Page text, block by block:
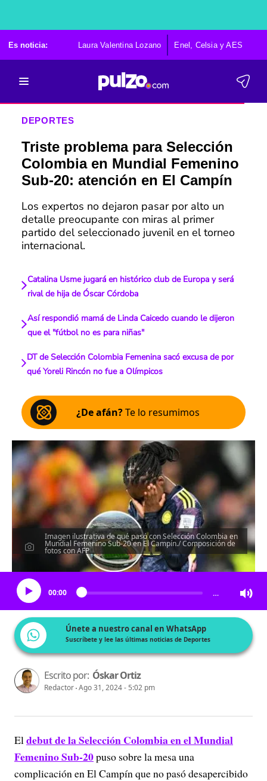
Es noticia: Laura Valentina Lozano Enel, Celsia y AES
DEPORTES
Triste problema para Selección
Colombia en Mundial Femenino
Sub-20: atención en El Campín
Los expertos no dejaron pasar por alto un
detalle preocupante con miras al primer
partido del seleccionado juvenil en el torneo
internacional.
Catalina Usme jugará en histórico club de Europa y será
rival de hija de Óscar Córdoba
Así respondió mamá de Linda Caicedo cuando le dijeron
que el "fútbol no es para niñas"
DT de Selección Colombia Femenina sacó excusa de por
qué Yoreli Rincón no fue a Olímpicos
¿De afán?Te lo resumimos
Imagen ilustrativa de qué pasó con Selección Colombia en
Mundial Femenino Sub-20 en El Campín./ Composición de
fotos con AFP
Escucha el artículo
00:00 …
Únete a nuestro canal en WhatsApp
Suscríbete y lee las últimas noticias de Deportes
Escrito por: Óskar Ortiz
Redactor Ago 31, 2024 - 5:02 pm
Eldebut de la Selección Colombia en el Mundial
Femenino Sub-20puso sobre la mesa una
complicación en El Campín que no pasó desapercibido